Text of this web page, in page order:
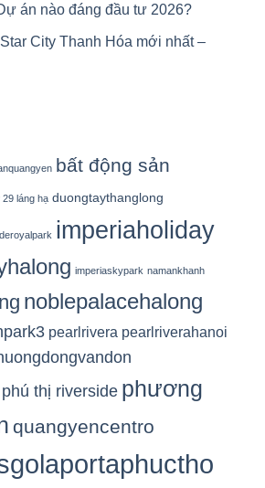
án nào đáng đầu tư 2026?
City Thanh Hóa mới nhất –
bất động sản
láng hạ duongtaythanglong
imperiaholiday
imperiaskypark namankhanh
noblepalacehalong
pearlrivera pearlriverahanoi
phú thị riverside phương
quangyencentro